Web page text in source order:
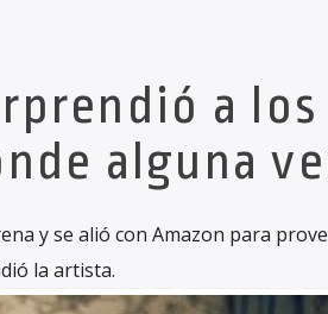
a
alguna
y se alió con Amazon para
la artista.